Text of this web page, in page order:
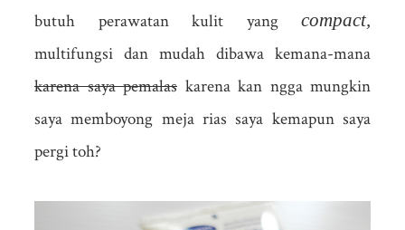
butuh perawatan kulit yang compact,
multifungsi dan mudah dibawa kemana-mana
karena saya pemalas karena kan ngga mungkin
saya memboyong meja rias saya kemapun saya
pergi toh?